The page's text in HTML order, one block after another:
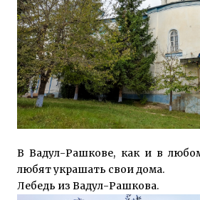
В Вадул-Рашкове, как и в
любят украшать свои дома.
Лебедь из Вадул-Рашкова.